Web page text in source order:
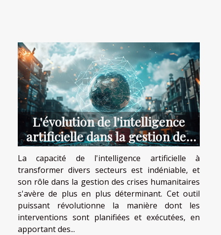
L'évolution de l'intelligence
artificielle dans la gestion des
crises humanitaires outils et
défis
La capacité de l'intelligence artificielle à
transformer divers secteurs est indéniable, et
son rôle dans la gestion des crises humanitaires
s'avère de plus en plus déterminant. Cet outil
puissant révolutionne la manière dont les
interventions sont planifiées et exécutées, en
apportant des...